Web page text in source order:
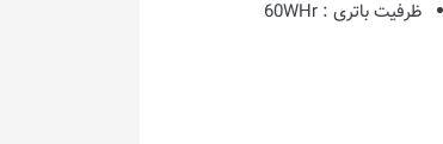
ظرفیت باتری : 60WHr